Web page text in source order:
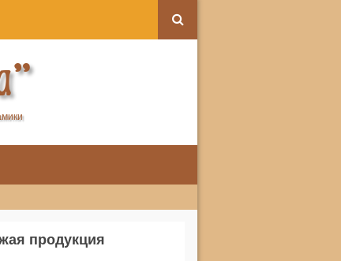
продукция